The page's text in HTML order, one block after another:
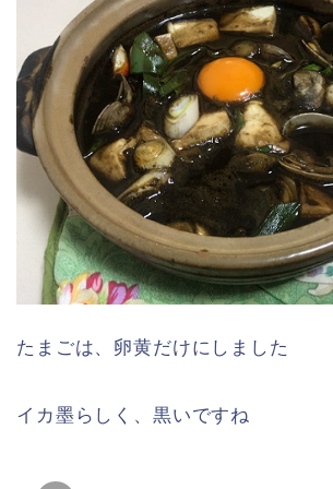
たまごは、卵黄だけにしました
イカ墨らしく、黒いですね